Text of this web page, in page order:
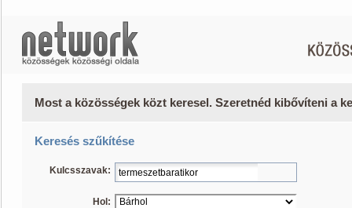
Most a közösségek közt keresel. Szeretnéd kibővíteni a
Keresés szűkítése
Kulcsszavak:
Hol: